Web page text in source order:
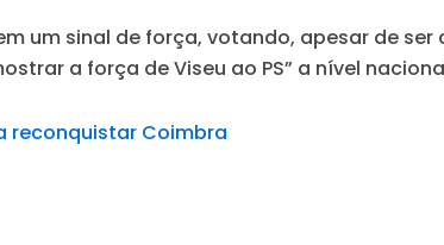
um sinal de força, votando, apesar de
a força de Viseu ao PS” a nível
reconquistar Coimbra